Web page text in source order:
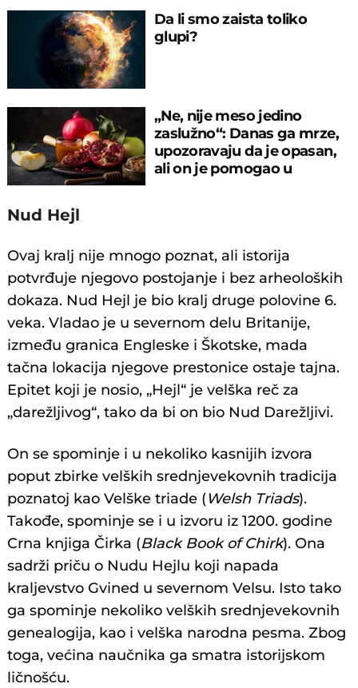
Da li smo zaista toliko
glupi?
„Ne, nije meso jedino
zaslužno“: Danas ga mrze,
upozoravaju da je opasan,
ali on je pomogao u
Nud Hejl
Ovaj kralj nije mnogo poznat, ali istorija
potvrđuje njegovo postojanje i bez arheoloških
dokaza. Nud Hejl je bio kralj druge polovine 6.
veka. Vladao je u severnom delu Britanije,
između granica Engleske i Škotske, mada
tačna lokacija njegove prestonice ostaje tajna.
Epitet koji je nosio, „Hejl“ je velška reč za
„darežljivog“, tako da bi on bio Nud Darežljivi.
On se spominje i u nekoliko kasnijih izvora
poput zbirke velških srednjevekovnih tradicija
poznatoj kao Velške triade (Welsh Triads).
Takođe, spominje se i u izvoru iz 1200. godine
Crna knjiga Čirka (Black Book of Chirk). Ona
sadrži priču o Nudu Hejlu koji napada
kraljevstvo Gvined u severnom Velsu. Isto tako
ga spominje nekoliko velških srednjevekovnih
genealogija, kao i velška narodna pesma. Zbog
toga, većina naučnika ga smatra istorijskom
ličnošću.